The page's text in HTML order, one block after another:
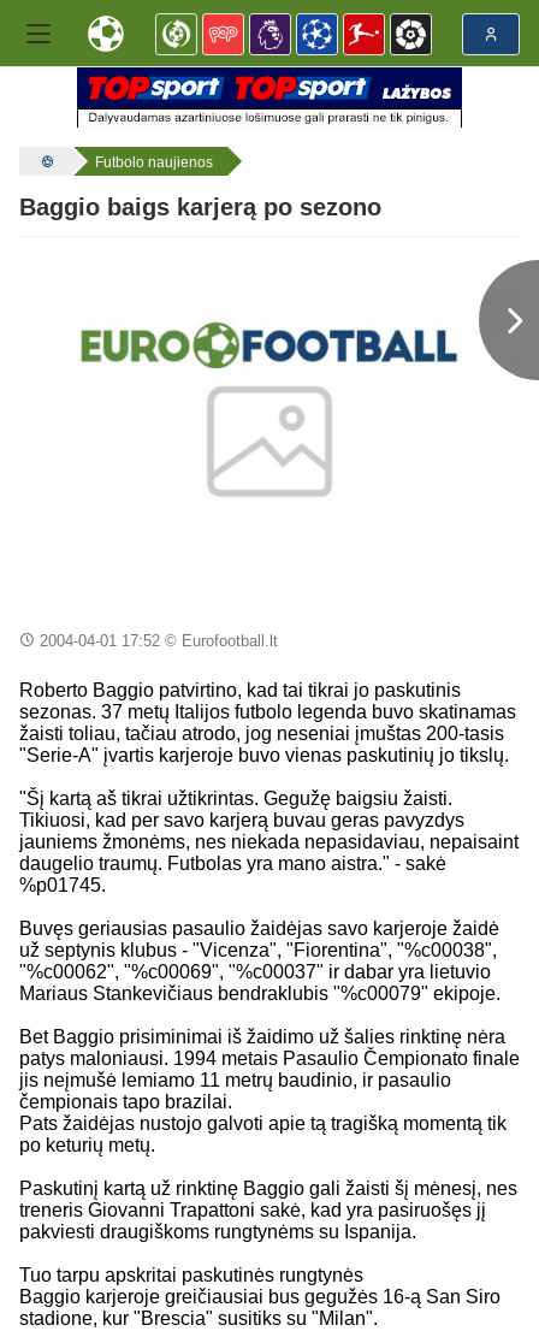
Futbolo naujienos
Baggio baigs karjerą po sezono
2004-04-01 17:52© Eurofootball.lt
Roberto Baggio patvirtino, kad tai tikrai jo paskutinis
sezonas. 37 metų Italijos futbolo legenda buvo skatinamas
žaisti toliau, tačiau atrodo, jog neseniai įmuštas 200-tasis
"Serie-A" įvartis karjeroje buvo vienas paskutinių jo tikslų.
"Šį kartą aš tikrai užtikrintas. Gegužę baigsiu žaisti.
Tikiuosi, kad per savo karjerą buvau geras pavyzdys
jauniems žmonėms, nes niekada nepasidaviau, nepaisaint
daugelio traumų. Futbolas yra mano aistra." - sakė
%p01745.
Buvęs geriausias pasaulio žaidėjas savo karjeroje žaidė
už septynis klubus - "Vicenza", "Fiorentina", "%c00038",
"%c00062", "%c00069", "%c00037" ir dabar yra lietuvio
Mariaus Stankevičiaus bendraklubis "%c00079" ekipoje.
Bet Baggio prisiminimai iš žaidimo už šalies rinktinę nėra
patys maloniausi. 1994 metais Pasaulio Čempionato finale
jis neįmušė lemiamo 11 metrų baudinio, ir pasaulio
čempionais tapo brazilai.
Pats žaidėjas nustojo galvoti apie tą tragišką momentą tik
po keturių metų.
Paskutinį kartą už rinktinę Baggio gali žaisti šį mėnesį, nes
treneris Giovanni Trapattoni sakė, kad yra pasiruošęs jį
pakviesti draugiškoms rungtynėms su Ispanija.
Tuo tarpu apskritai paskutinės rungtynės
Baggio karjeroje greičiausiai bus gegužės 16-ą San Siro
stadione, kur "Brescia" susitiks su "Milan".